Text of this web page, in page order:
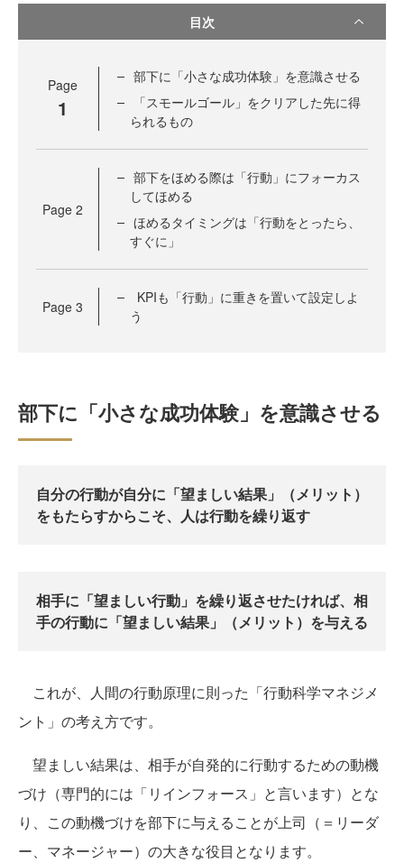
目次
Page
1
部下に「小さな成功体験」を意識させる
「スモールゴール」をクリアした先に得
られるもの
Page 2
部下をほめる際は「行動」にフォーカス
してほめる
ほめるタイミングは「行動をとったら、
すぐに」
Page 3
KPIも「行動」に重きを置いて設定しよ
う
部下に「小さな成功体験」を意識させる
自分の行動が自分に「望ましい結果」（メリット）
をもたらすからこそ、人は行動を繰り返す
相手に「望ましい行動」を繰り返させたければ、相
手の行動に「望ましい結果」（メリット）を与える
これが、人間の行動原理に則った「行動科学マネジメ
ント」の考え方です。
望ましい結果は、相手が自発的に行動するための動機
づけ（専門的には「リインフォース」と言います）とな
り、この動機づけを部下に与えることが上司（＝リーダ
ー、マネージャー）の大きな役目となります。